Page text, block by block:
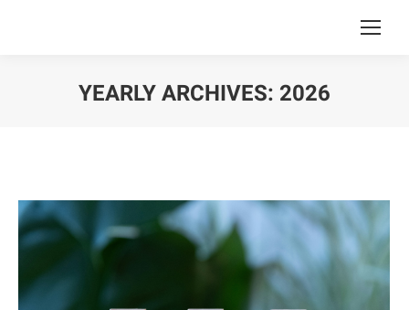
YEARLY ARCHIVES: 2026